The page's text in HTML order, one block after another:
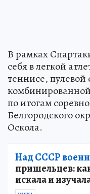
В рамках
себя в легкой
теннисе, пулевой
по итогам
Белгородского
Оскола.
Над СССР
пришельцев:
искала и